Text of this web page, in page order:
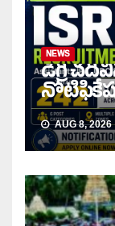
NEWS
డిగ్రీ
AUG 8, 2026